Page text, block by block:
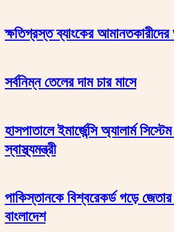
ক্ষতিগ্রস্ত ব্যাংকের আমানতকারীদের
সর্বনিম্ন তেলের দাম চার মাসে
হাসপাতালে ইমার্জেন্সি অ্যালার্ম
স্বাস্থ্যমন্ত্রী
পাকিস্তানকে বিশ্বরেকর্ড গড়ে জেতার
বাংলাদেশ